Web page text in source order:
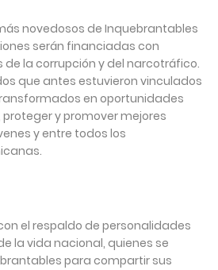
novedosos de Inquebrantables
serán financiadas con
la corrupción y del narcotráfico.
que antes estuvieron vinculados
en oportunidades
y promover mejores
y entre todos los
el respaldo de personalidades
la vida nacional, quienes se
para compartir sus